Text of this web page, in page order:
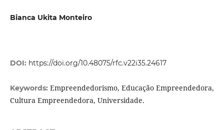
Bianca Ukita Monteiro
DOI: https://doi.org/10.48075/rfc.v22i35.24617
Keywords: Empreendedorismo, Educação Empreendedora,
Cultura Empreendedora, Universidade.